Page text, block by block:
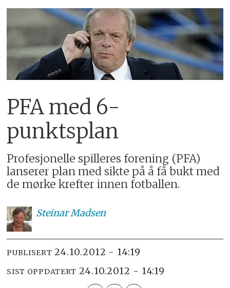
PFA med 6-
punktsplan
Profesjonelle spilleres forening (PFA)
lanserer plan med sikte på å få bukt med
de mørke krefter innen fotballen.
SteinarMadsen
PUBLISERT 24.10.2012 - 14:19
SIST OPPDATERT 24.10.2012 - 14:19